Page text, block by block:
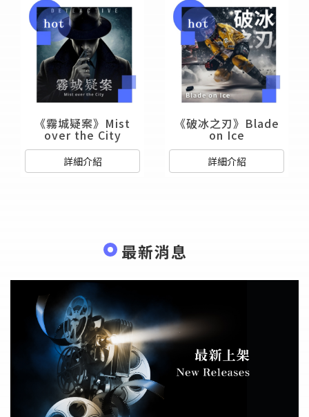
《霧城疑案》Mist
over the City
詳細介紹
《破冰之刃》Blade
on Ice
詳細介紹
最新消息